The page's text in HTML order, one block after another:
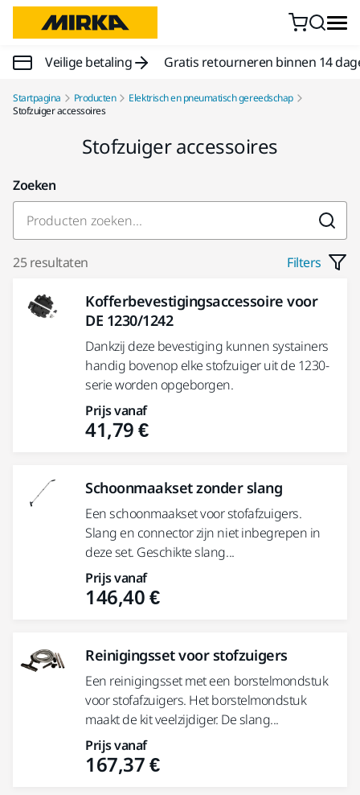
Doorgaan naar inhoud
Veilige betaling Gratis retourneren binnen 14
Startpagina Producten
Elektrisch en pneumatisch gereedschap
Stofzuiger accessoires
Stofzuiger accessoires
Zoeken
25 resultaten Filters
Kofferbevestigingsaccessoire voor
DE 1230/1242
Dankzij deze bevestiging kunnen systainers
handig bovenop elke stofzuiger uit de 1230-
serie worden opgeborgen.
Prijs vanaf
41,79 €
Schoonmaakset zonder slang
Een schoonmaakset voor stofafzuigers.
Slang en connector zijn niet inbegrepen in
deze set. Geschikte slang...
Prijs vanaf
146,40 €
Reinigingsset voor stofzuigers
Een reinigingsset met een borstelmondstuk
voor stofafzuigers. Het borstelmondstuk
maakt de kit veelzijdiger. De slang...
Prijs vanaf
167,37 €